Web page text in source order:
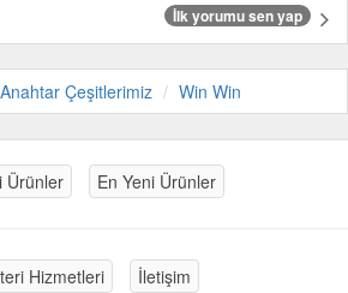
İlk yorumu sen yap
Çeşitlerimiz Win Win
Ürünler En Yeni Ürünler
Hizmetleri İletişim